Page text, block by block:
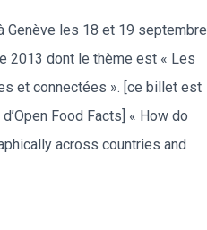
日本語
Română
Türkçe
Genève les 18 et 19 septembre
2013 dont le thème est « Les
et connectées ». [ce billet est
Food Facts] « How do
across countries and